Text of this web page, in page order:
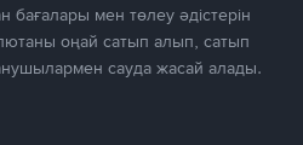
бағалары мен төлеу әдістерін
оңай сатып алып, сатып
сауда жасай алады.